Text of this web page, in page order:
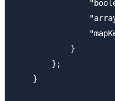
            }
        };
    }